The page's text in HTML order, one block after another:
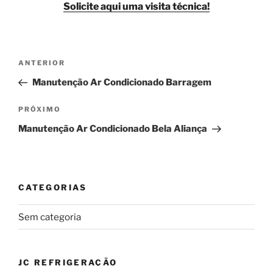
Solicite aqui uma visita técnica!
Navegação
Post
Post
anterior
ANTERIOR
Manutenção Ar Condicionado Barragem
Próximo
post
PRÓXIMO
Manutenção Ar Condicionado Bela Aliança
CATEGORIAS
Sem categoria
JC REFRIGERAÇÃO